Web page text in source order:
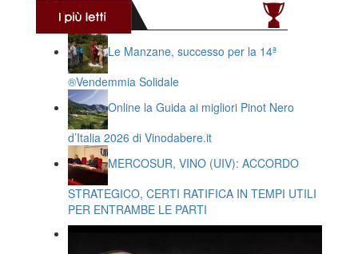
Le Manzane, successo per la 14ª
®️Vendemmia Solidale
Online la Guida ai migliori Pinot Nero
d’Italia 2026 di Vinodabere.it
MERCOSUR, VINO (UIV): ACCORDO
STRATEGICO, CERTI RATIFICA IN TEMPI UTILI
PER ENTRAMBE LE PARTI